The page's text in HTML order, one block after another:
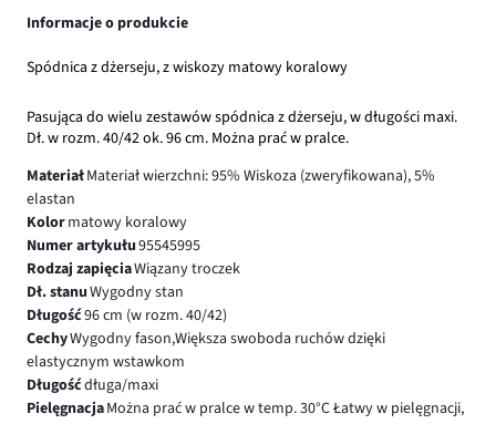
Informacje o produkcie
Spódnica z dżerseju, z wiskozy matowy koralowy
Pasująca do wielu zestawów spódnica z dżerseju, w długości maxi.
Dł. w rozm. 40/42 ok. 96 cm. Można prać w pralce.
MateriałMateriał wierzchni: 95% Wiskoza (zweryfikowana), 5%
elastan
Kolormatowy koralowy
Numer artykułu95545995
Rodzaj zapięciaWiązany troczek
Dł. stanuWygodny stan
Długość96 cm (w rozm. 40/42)
CechyWygodny fason,Większa swoboda ruchów dzięki
elastycznym wstawkom
Długośćdługa/maxi
PielęgnacjaMożna prać w pralce w temp. 30°C Łatwy w pielęgnacji,